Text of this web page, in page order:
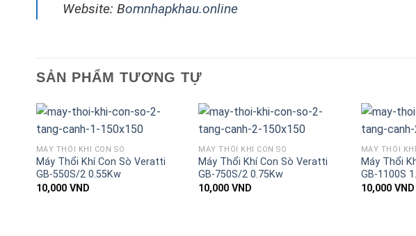
Website: Bomnhapkhau.online
SẢN PHẨM TƯƠNG TỰ
MÁY THỔI KHÍ CON SÒ
Máy Thổi Khí Con Sò Veratti
GB-550S/2 0.55Kw
10,000 VND
MÁY THỔI KHÍ CON SÒ
Máy Thổi Khí Con Sò Veratti
GB-750S/2 0.75Kw
10,000VND
MÁY THỔI
Máy Thổi
GB-1100S
10,000 VND